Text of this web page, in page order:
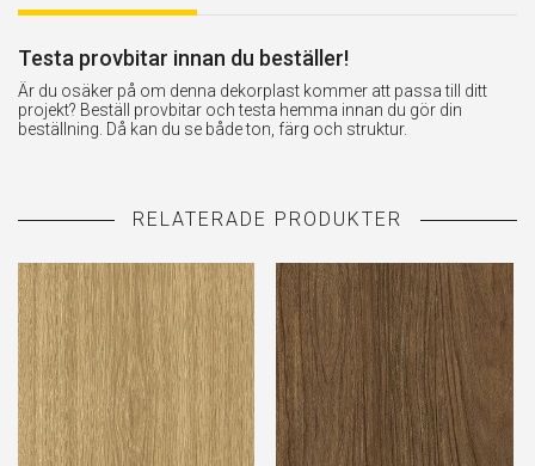
Testa provbitar innan du beställer!
Är du osäker på om denna dekorplast kommer att passa till ditt
projekt? Beställ provbitar och testa hemma innan du gör din
beställning. Då kan du se både ton, färg och struktur.